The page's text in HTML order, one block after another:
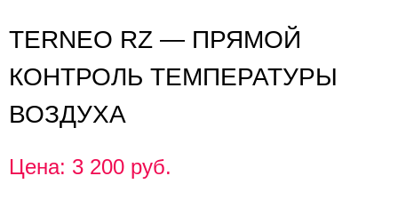
TERNEO RZ — ПРЯМОЙ
КОНТРОЛЬ ТЕМПЕРАТУРЫ
ВОЗДУХА
Цена: 3 200 руб.